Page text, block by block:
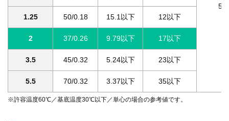
5
1.25 50/0.18 15.1以下 12以下
2 37/0.26 9.79以下 17以下
3.5 45/0.32 5.24以下 23以下
5.5 70/0.32 3.37以下 35以下
※許容温度60℃／基底温度30℃以下／単心の場合の参考値です。